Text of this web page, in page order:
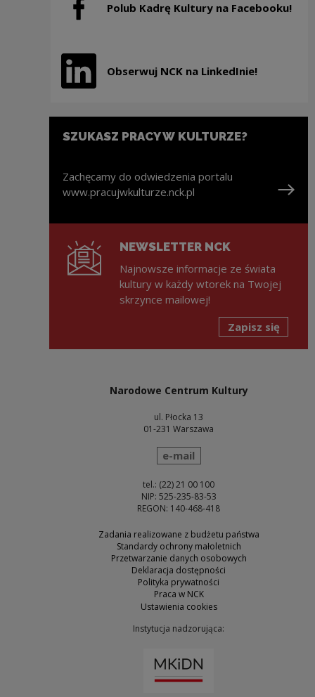
Polub Kadrę Kultury na Facebooku!
Uwaga, link zostanie otwarty w nowym oknie
Obserwuj NCK na LinkedInie!
Uwaga, link zostanie otwarty w nowym oknie
SZUKASZ PRACY W KULTURZE?
Zachęcamy do odwiedzenia portalu
www.pracujwkulturze.nck.pl
NEWSLETTER NCK
Najnowsze informacje ze świata
kultury w każdy wtorek na Twojej
skrzynce mailowej!
Zapisz się
Narodowe Centrum Kultury
ul. Płocka 13
01-231 Warszawa
wyślij wiadomość
e-mail
tel.: (22) 21 00 100
NIP: 525-235-83-53
REGON: 140-468-418
Zadania realizowane z budżetu państwa
Standardy ochrony małoletnich
Przetwarzanie danych osobowych
Deklaracja dostępności
Polityka prywatności
Praca w NCK
Ustawienia cookies
Instytucja nadzorująca: